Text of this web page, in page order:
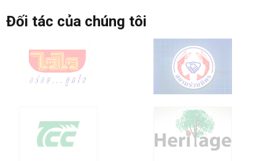
Đối tác của chúng tôi